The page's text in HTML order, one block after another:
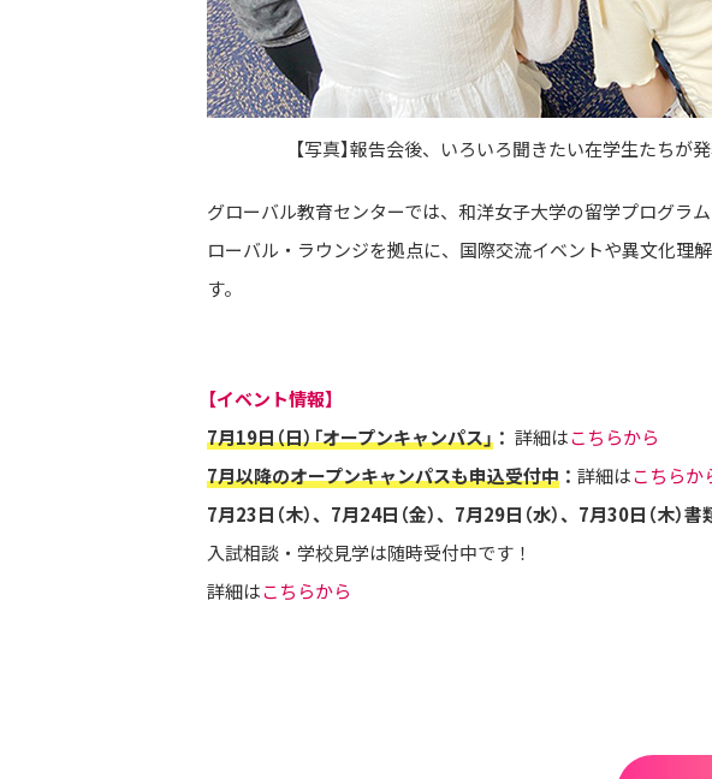
【写真】報告会後、いろいろ聞きたい在学生たちが
グローバル教育センターでは、和洋女子大学の留学プログラ
ローバル・ラウンジを拠点に、国際交流イベントや異文化理
す。
【イベント情報】
7月19日（日）「オープンキャンパス」 ： 詳細はこちらから
7月以降のオープンキャンパスも申込受付中 ： 詳細はこちらか
7月23日（木）、7月24日（金）、7月29日（水）、7月30日（木）
入試相談・学校見学は随時受付中です！
詳細はこちらから